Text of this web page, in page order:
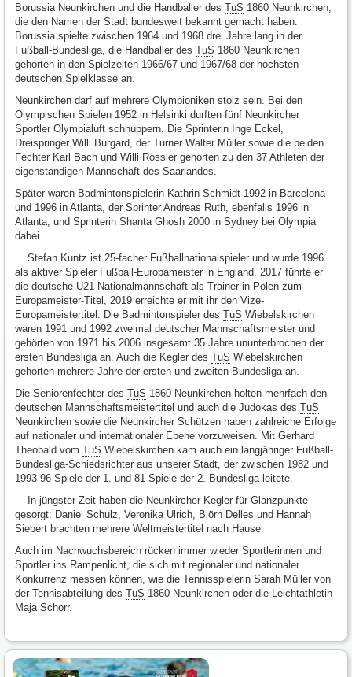
Borussia Neunkirchen und die Handballer des TuS 1860 Neunkirchen,
die den Namen der Stadt bundesweit bekannt gemacht haben.
Borussia spielte zwischen 1964 und 1968 drei Jahre lang in der
Fußball-Bundesliga, die Handballer des TuS 1860 Neunkirchen
gehörten in den Spielzeiten 1966/67 und 1967/68 der höchsten
deutschen Spielklasse an.
Neunkirchen darf auf mehrere Olympioniken stolz sein. Bei den
Olympischen Spielen 1952 in Helsinki durften fünf Neunkircher
Sportler Olympialuft schnuppern. Die Sprinterin Inge Eckel,
Dreispringer Willi Burgard, der Turner Walter Müller sowie die beiden
Fechter Karl Bach und Willi Rössler gehörten zu den 37 Athleten der
eigenständigen Mannschaft des Saarlandes.
Später waren Badmintonspielerin Kathrin Schmidt 1992 in Barcelona
und 1996 in Atlanta, der Sprinter Andreas Ruth, ebenfalls 1996 in
Atlanta, und Sprinterin Shanta Ghosh 2000 in Sydney bei Olympia
dabei.
Stefan Kuntz ist 25-facher Fußballnationalspieler und wurde 1996
als aktiver Spieler Fußball-Europameister in England. 2017 führte er
die deutsche U21-Nationalmannschaft als Trainer in Polen zum
Europameister-Titel, 2019 erreichte er mit ihr den Vize-
Europameistertitel. Die Badmintonspieler des TuS Wiebelskirchen
waren 1991 und 1992 zweimal deutscher Mannschaftsmeister und
gehörten von 1971 bis 2006 insgesamt 35 Jahre ununterbrochen der
ersten Bundesliga an. Auch die Kegler des TuS Wiebelskirchen
gehörten mehrere Jahre der ersten und zweiten Bundesliga an.
Die Seniorenfechter des TuS 1860 Neunkirchen holten mehrfach den
deutschen Mannschaftsmeistertitel und auch die Judokas des TuS
Neunkirchen sowie die Neunkircher Schützen haben zahlreiche Erfolge
auf nationaler und internationaler Ebene vorzuweisen. Mit Gerhard
Theobald vom TuS Wiebelskirchen kam auch ein langjähriger Fußball-
Bundesliga-Schiedsrichter aus unserer Stadt, der zwischen 1982 und
1993 96 Spiele der 1. und 81 Spiele der 2. Bundesliga leitete.
In jüngster Zeit haben die Neunkircher Kegler für Glanzpunkte
gesorgt: Daniel Schulz, Veronika Ulrich, Björn Delles und Hannah
Siebert brachten mehrere Weltmeistertitel nach Hause.
Auch im Nachwuchsbereich rücken immer wieder Sportlerinnen und
Sportler ins Rampenlicht, die sich mit regionaler und nationaler
Konkurrenz messen können, wie die Tennisspielerin Sarah Müller von
der Tennisabteilung des TuS 1860 Neunkirchen oder die Leichtathletin
Maja Schorr.